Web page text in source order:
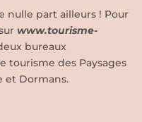
nulle part ailleurs ! Pour
www.tourisme-
bureaux
tourisme des Paysages
et Dormans.